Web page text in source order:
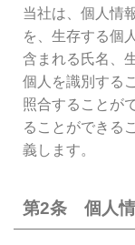
当社は、個人情
を、生存する個
含まれる氏名、
個人を識別する
照合することが
ることができる
義します。
第2条 個人情